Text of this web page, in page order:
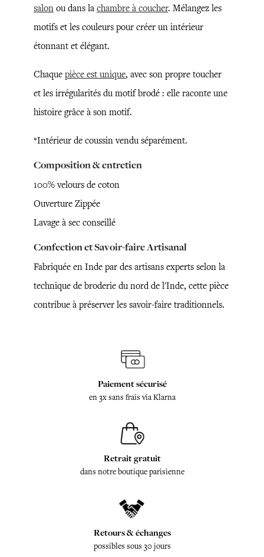
salon ou dans la chambre à coucher. Mélangez les
motifs et les couleurs pour créer un intérieur
étonnant et élégant.
Chaque pièce est unique, avec son propre toucher
et les irrégularités du motif brodé : elle raconte une
histoire grâce à son motif.
*Intérieur de coussin vendu séparément.
Composition & entretien
100% velours de coton
Ouverture Zippée
Lavage à sec conseillé
Confection et Savoir-faire Artisanal
Fabriquée en Inde par des artisans experts selon la
technique de broderie du nord de l'Inde, cette pièce
contribue à préserver les savoir-faire traditionnels.
Paiement sécurisé
en 3x sans frais via Klarna
Retrait gratuit
dans notre boutique parisienne
Retours & échanges
possibles sous 30 jours